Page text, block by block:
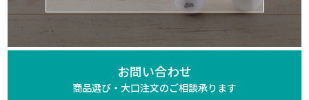
お問い合わせ
商品選び・大口注文のご相談承ります